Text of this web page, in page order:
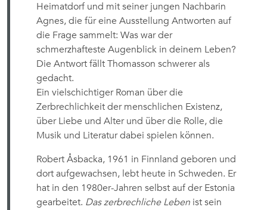
Heimatdorf und mit seiner jungen Nachbarin
Agnes, die für eine Ausstellung Antworten auf
die Frage sammelt: Was war der
schmerzhafteste Augenblick in deinem Leben?
Die Antwort fällt Thomasson schwerer als
gedacht.
Ein vielschichtiger Roman über die
Zerbrechlichkeit der menschlichen Existenz,
über Liebe und Alter und über die Rolle, die
Musik und Literatur dabei spielen können.
Robert Åsbacka, 1961 in Finnland geboren und
dort aufgewachsen, lebt heute in Schweden. Er
hat in den 1980er-Jahren selbst auf der Estonia
gearbeitet. Das zerbrechliche Leben ist sein